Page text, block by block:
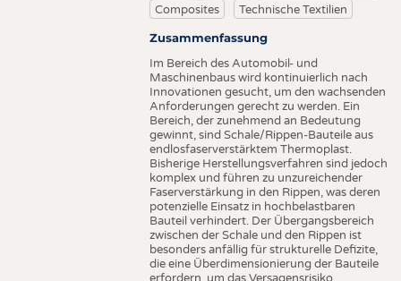
Composites
Technische Textilien
Zusammenfassung
Im Bereich des Automobil- und
Maschinenbaus wird kontinuierlich nach
Innovationen gesucht, um den wachsenden
Anforderungen gerecht zu werden. Ein
Bereich, der zunehmend an Bedeutung
gewinnt, sind Schale/Rippen-Bauteile aus
endlosfaserverstärktem Thermoplast.
Bisherige Herstellungsverfahren sind jedoch
komplex und führen zu unzureichender
Faserverstärkung in den Rippen, was deren
potenzielle Einsatz in hochbelastbaren
Bauteil verhindert. Der Übergangsbereich
zwischen der Schale und den Rippen ist
besonders anfällig für strukturelle Defizite,
die eine Überdimensionierung der Bauteile